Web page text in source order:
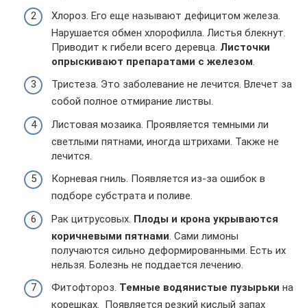
Хлороз. Его еще называют дефицитом железа.
Нарушается обмен хлорофилла. Листья блекнут.
Приводит к гибели всего деревца. Листочки
опрыскивают препаратами с железом
Тристеза. Это заболевание не лечится. Влечет за
собой полное отмирание листвы.
Листовая мозаика. Проявляется темными ли
светлыми пятнами, иногда штрихами. Также не
лечится.
Корневая гниль. Появляется из-за ошибок в
подборе субстрата и поливе.
Рак цитрусовых. Плоды и крона укрываются
коричневыми пятнами . Сами лимоны
получаются сильно деформированными. Есть их
нельзя. Болезнь не поддается лечению.
Фитофтороз. Темные водянистые пузырьки на
корешках. Появляется резкий кислый запах